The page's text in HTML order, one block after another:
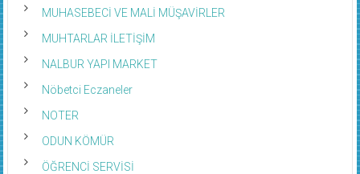
MUHASEBECİ VE MALİ MÜŞAVİRLER
MUHTARLAR İLETİŞİM
NALBUR YAPI MARKET
Nöbetci Eczaneler
NOTER
ODUN KÖMÜR
ÖĞRENCİ SERVİSİ